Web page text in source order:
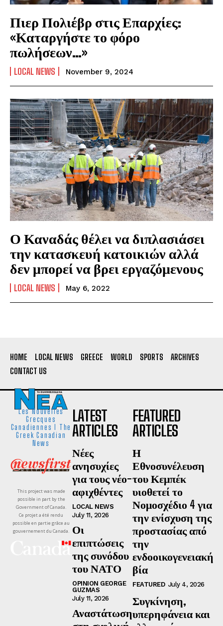
Πιερ Πολιέβρ στις Επαρχίες:
«Καταργήστε το φόρο
πωλήσεων…»
LOCAL NEWS November 9, 2024
Ο Καναδάς θέλει να διπλασιάσει
την κατασκευή κατοικιών αλλά
δεν μπορεί να βρει εργαζόμενους
LOCAL NEWS May 6, 2022
HOME LOCAL NEWS GREECE WORLD SPORTS
ARCHIVES
CONTACT US
Les Nouvelles
Grecques
Canadiennes I The
Greek Canadian
News
This project was made
possible in part by the
Government of Canada.
Ce projet a été rendu
possible en partie grâce au
gouvernement du Canada.
LATEST
ARTICLES
Νέες
ανησυχίες
για τους νέο-
αφιχθέντες
LOCAL NEWS
July 11, 2026
Οι
επιπτώσεις
της συνόδου
του ΝΑΤΟ
OPINION GEORGE
GUZMAS
July 11, 2026
Αναστάτωση
FEATURED
ARTICLES
Η
Εθνοσυνέλευση
του Κεμπέκ
υιοθετεί το
Νομοσχέδιο 4 για
την ενίσχυση της
προστασίας από
την
ενδοοικογενειακή
βία
FEATURED July 4, 2026
Συγκίνηση,
υπερηφάνεια και